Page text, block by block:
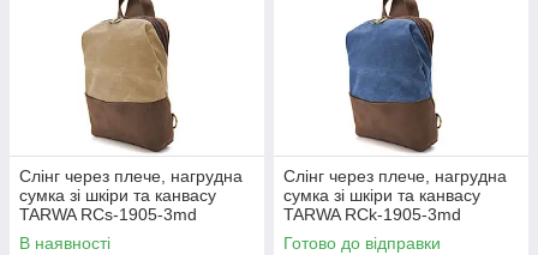
Слінг через плече, нагрудна
сумка зі шкіри та канвасу
TARWA RCs-1905-3md
В наявності
Слінг через плече, нагрудна
сумка зі шкіри та канвасу
TARWA RCk-1905-3md
Готово до відправки